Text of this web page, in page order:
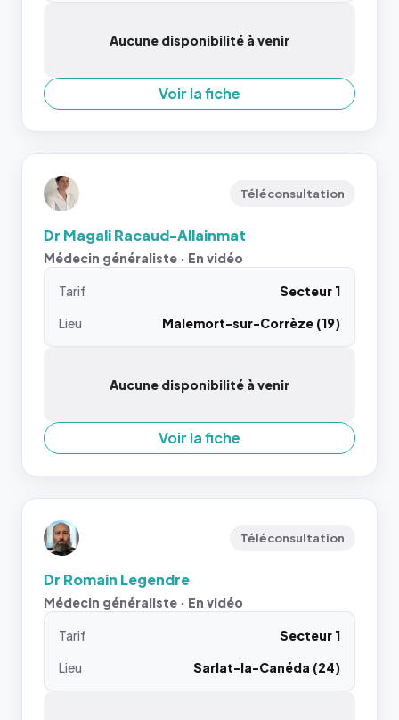
Aucune disponibilité à venir
Voir la fiche
Téléconsultation
Dr Magali Racaud-Allainmat
Médecin généraliste · En vidéo
Tarif
Secteur 1
Lieu
Malemort-sur-Corrèze (19)
Aucune disponibilité à venir
Voir la fiche
Téléconsultation
Dr Romain Legendre
Médecin généraliste · En vidéo
Tarif
Secteur 1
Lieu
Sarlat-la-Canéda (24)